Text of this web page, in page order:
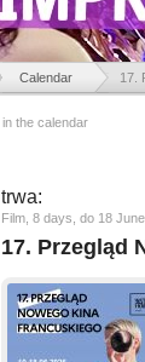
Calendar 17.
the calendar
trwa:
Film, 8 days, do 18
17. Przegląd